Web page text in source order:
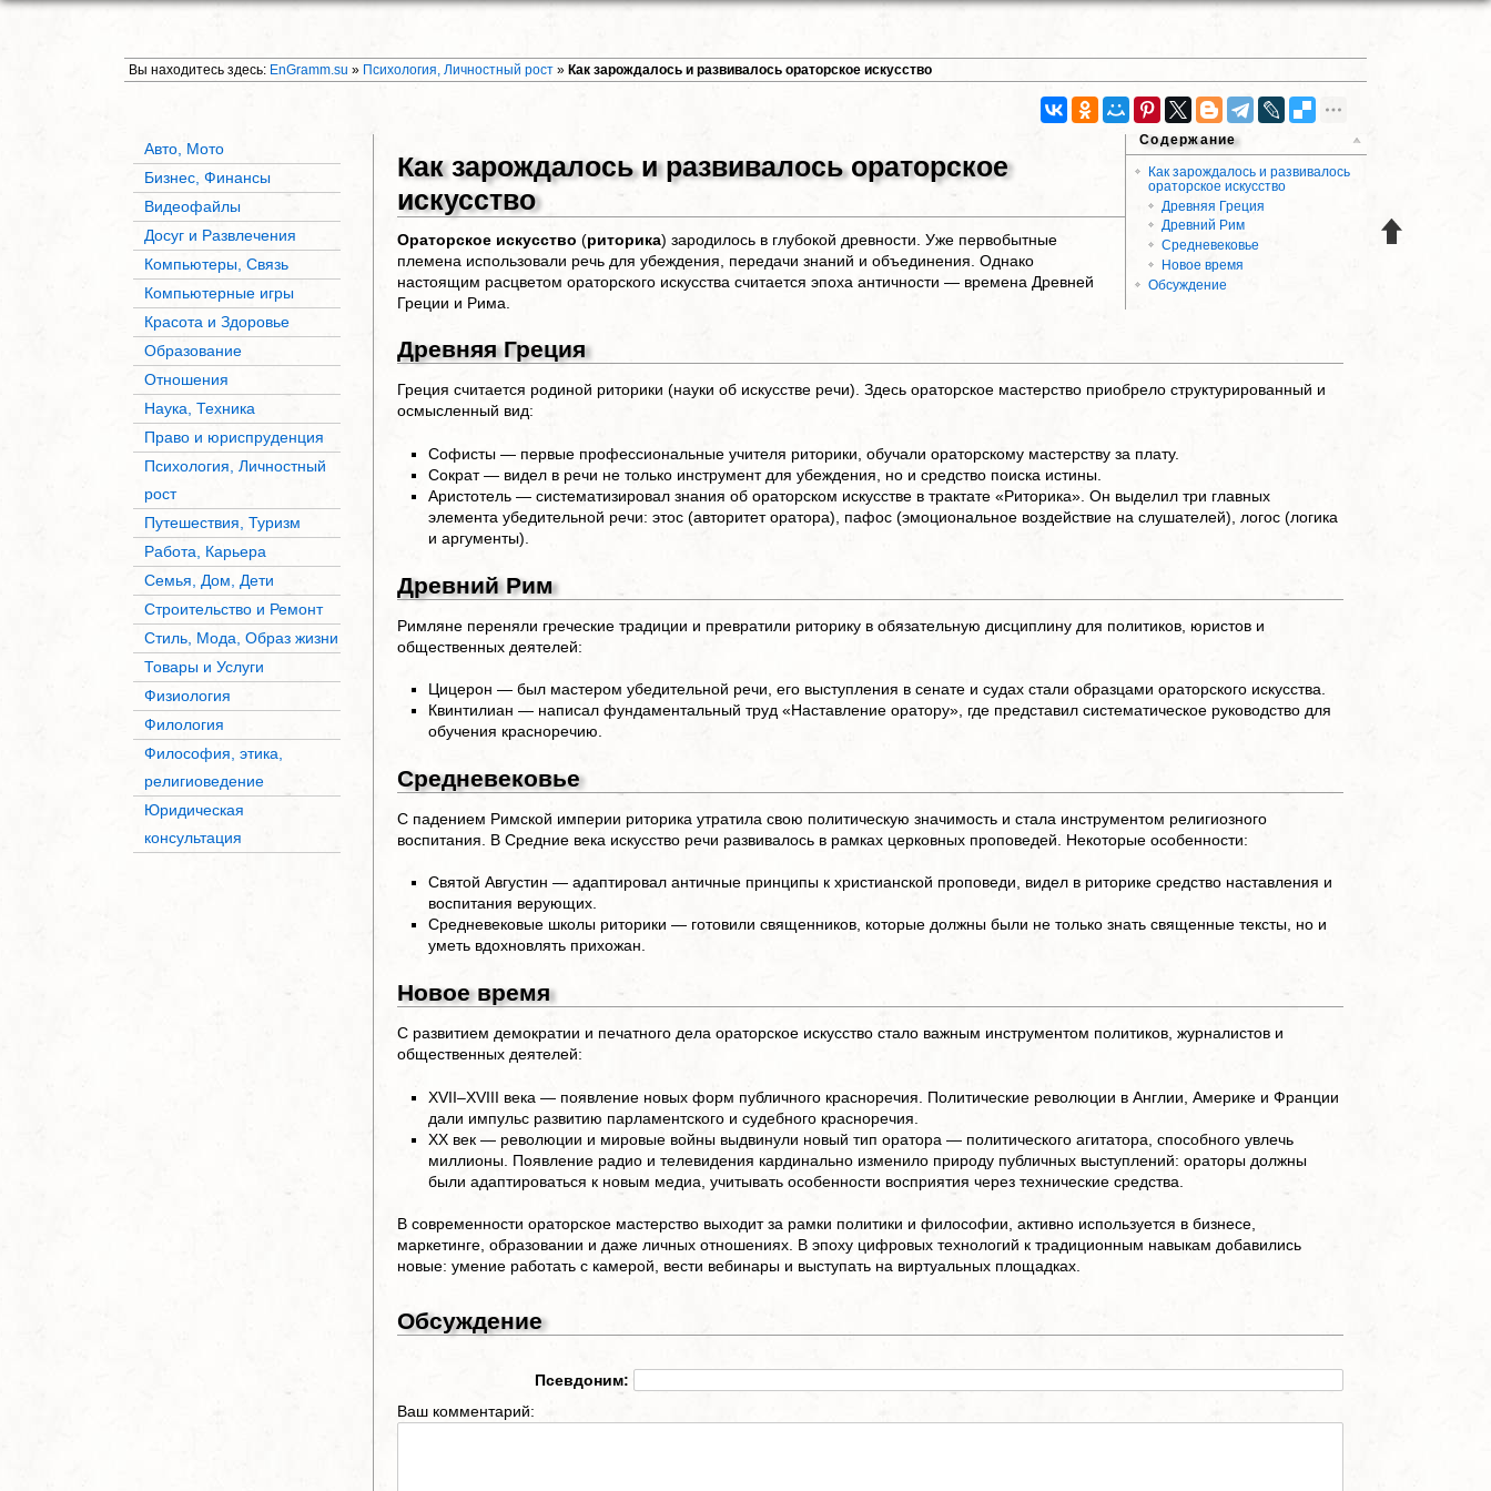
Вы находитесь здесь: EnGramm.su » Психология, Личностный рост » Как зарождалось и развивалось ораторское искусство
Авто, Мото
Бизнес, Финансы
Видеофайлы
Досуг и Развлечения
Компьютеры, Связь
Компьютерные игры
Красота и Здоровье
Образование
Отношения
Наука, Техника
Право и юриспруденция
Психология, Личностный
рост
Путешествия, Туризм
Работа, Карьера
Семья, Дом, Дети
Строительство и Ремонт
Стиль, Мода, Образ жизни
Товары и Услуги
Физиология
Филология
Философия, этика,
религиоведение
Юридическая
консультация
Содержание
Как зарождалось и развивалось
ораторское искусство
Древняя Греция
Древний Рим
Средневековье
Новое время
Обсуждение
Как зарождалось и развивалось ораторское
искусство
Ораторское искусство (риторика) зародилось в глубокой древности. Уже первобытные
племена использовали речь для убеждения, передачи знаний и объединения. Однако
настоящим расцветом ораторского искусства считается эпоха античности — времена Древней
Греции и Рима.
Древняя Греция
Греция считается родиной риторики (науки об искусстве речи). Здесь ораторское мастерство приобрело структурированный и
осмысленный вид:
Софисты — первые профессиональные учителя риторики, обучали ораторскому мастерству за плату.
Сократ — видел в речи не только инструмент для убеждения, но и средство поиска истины.
Аристотель — систематизировал знания об ораторском искусстве в трактате «Риторика». Он выделил три главных
элемента убедительной речи: этос (авторитет оратора), пафос (эмоциональное воздействие на слушателей), логос (логика
и аргументы).
Древний Рим
Римляне переняли греческие традиции и превратили риторику в обязательную дисциплину для политиков, юристов и
общественных деятелей:
Цицерон — был мастером убедительной речи, его выступления в сенате и судах стали образцами ораторского искусства.
Квинтилиан — написал фундаментальный труд «Наставление оратору», где представил систематическое руководство для
обучения красноречию.
Средневековье
С падением Римской империи риторика утратила свою политическую значимость и стала инструментом религиозного
воспитания. В Средние века искусство речи развивалось в рамках церковных проповедей. Некоторые особенности:
Святой Августин — адаптировал античные принципы к христианской проповеди, видел в риторике средство наставления и
воспитания верующих.
Средневековые школы риторики — готовили священников, которые должны были не только знать священные тексты, но и
уметь вдохновлять прихожан.
Новое время
С развитием демократии и печатного дела ораторское искусство стало важным инструментом политиков, журналистов и
общественных деятелей:
XVII–XVIII века — появление новых форм публичного красноречия. Политические революции в Англии, Америке и Франции
дали импульс развитию парламентского и судебного красноречия.
XX век — революции и мировые войны выдвинули новый тип оратора — политического агитатора, способного увлечь
миллионы. Появление радио и телевидения кардинально изменило природу публичных выступлений: ораторы должны
были адаптироваться к новым медиа, учитывать особенности восприятия через технические средства.
В современности ораторское мастерство выходит за рамки политики и философии, активно используется в бизнесе,
маркетинге, образовании и даже личных отношениях. В эпоху цифровых технологий к традиционным навыкам добавились
новые: умение работать с камерой, вести вебинары и выступать на виртуальных площадках.
Обсуждение
Псевдоним:
Ваш комментарий: